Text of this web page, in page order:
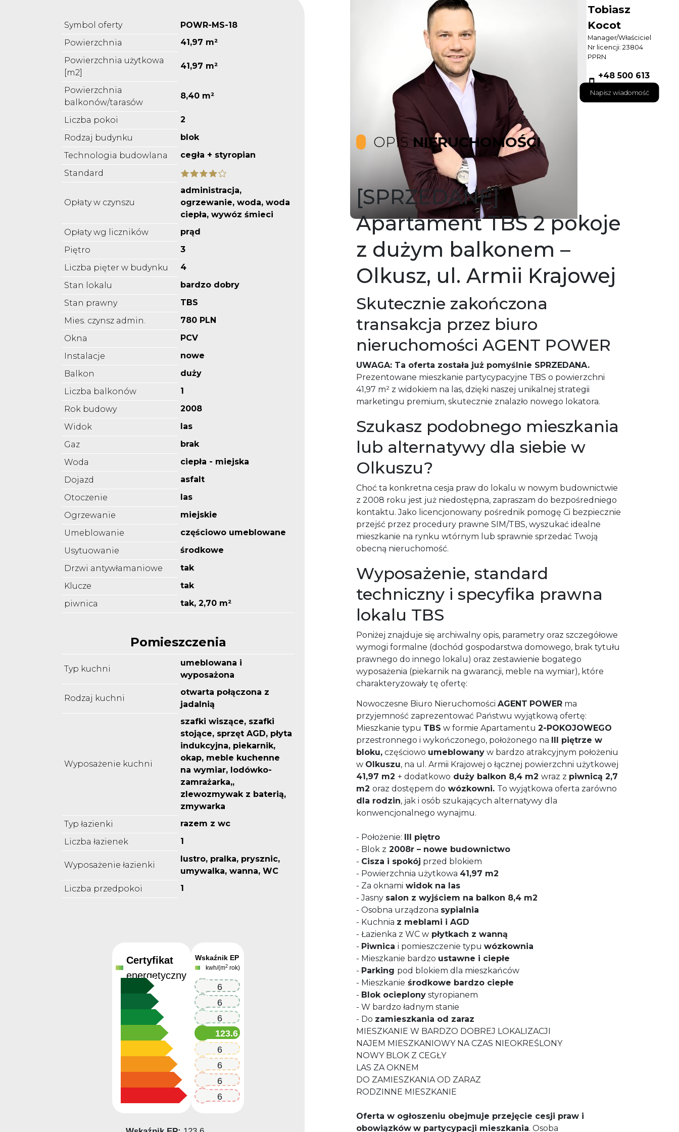
Symbol oferty
POWR-MS-18
Powierzchnia
41,97 m²
Powierzchnia użytkowa
[m2]
41,97 m²
Powierzchnia
balkonów/tarasów
8,40 m²
Liczba pokoi
2
Rodzaj budynku
blok
Technologia budowlana
cegła + styropian
Standard
Opłaty w czynszu
administracja,
ogrzewanie, woda, woda
ciepła, wywóz śmieci
Opłaty wg liczników
prąd
Piętro
3
Liczba pięter w budynku
4
Stan lokalu
bardzo dobry
Stan prawny
TBS
Mies. czynsz admin.
780 PLN
Okna
PCV
Instalacje
nowe
Balkon
duży
Liczba balkonów
1
Rok budowy
2008
Widok
las
Gaz
brak
Woda
ciepła - miejska
Dojazd
asfalt
Otoczenie
las
Ogrzewanie
miejskie
Umeblowanie
częściowo umeblowane
Usytuowanie
środkowe
Drzwi antywłamaniowe
tak
Klucze
tak
piwnica
tak, 2,70 m²
Pomieszczenia
Typ kuchni
umeblowana i
wyposażona
Rodzaj kuchni
otwarta połączona z
jadalnią
Wyposażenie kuchni
szafki wiszące, szafki
stojące, sprzęt AGD, płyta
indukcyjna, piekarnik,
okap, meble kuchenne
na wymiar, lodówko-
zamrażarka,,
zlewozmywak z baterią,
zmywarka
Typ łazienki
razem z wc
Liczba łazienek
1
Wyposażenie łazienki
lustro, pralka, prysznic,
umywalka, wanna, WC
Liczba przedpokoi
1
Certyfikat
energetyczny
Wskaźnik EP
kwh/(m2rok)
123.6
123.6
123.6
123.6
123.6
123.6
123.6
123.6
Tobiasz
Kocot
Manager/Właściciel
Nr licencji: 23804
PPRN
+48 500 613
132
Napisz wiadomość
OPIS NIERUCHOMOŚCI
[SPRZEDANE]
Apartament TBS 2 pokoje
z dużym balkonem –
Olkusz, ul. Armii Krajowej
Skutecznie zakończona
transakcja przez biuro
nieruchomości AGENT POWER
UWAGA: Ta oferta została już pomyślnie SPRZEDANA.
Prezentowane mieszkanie partycypacyjne TBS o powierzchni
41,97 m² z widokiem na las, dzięki naszej unikalnej strategii
marketingu premium, skutecznie znalazło nowego lokatora.
Szukasz podobnego mieszkania
lub alternatywy dla siebie w
Olkuszu?
Choć ta konkretna cesja praw do lokalu w nowym budownictwie
z 2008 roku jest już niedostępna, zapraszam do bezpośredniego
kontaktu. Jako licencjonowany pośrednik pomogę Ci bezpiecznie
przejść przez procedury prawne SIM/TBS, wyszukać idealne
mieszkanie na rynku wtórnym lub sprawnie sprzedać Twoją
obecną nieruchomość.
Wyposażenie, standard
techniczny i specyfika prawna
lokalu TBS
Poniżej znajduje się archiwalny opis, parametry oraz szczegółowe
wymogi formalne (dochód gospodarstwa domowego, brak tytułu
prawnego do innego lokalu) oraz zestawienie bogatego
wyposażenia (piekarnik na gwarancji, meble na wymiar), które
charakteryzowały tę ofertę:
Nowoczesne Biuro Nieruchomości AGENT POWER ma
przyjemność zaprezentować Państwu wyjątkową ofertę:
Mieszkanie typu TBS w formie Apartamentu 2-POKOJOWEGO
przestronnego i wykończonego, położonego na
III piętrze w
bloku, częściowo umeblowany w bardzo atrakcyjnym położeniu
w Olkuszu, na ul. Armii Krajowej o łącznej powierzchni użytkowej
41,97 m2 + dodatkowo duży balkon 8,4 m2 wraz z piwnicą 2,7
m2 oraz dostępem do wózkowni. To wyjątkowa oferta zarówno
dla rodzin, jak i osób szukających alternatywy dla
konwencjonalnego wynajmu.
- Położenie:
III piętro
- Blok z 2008r – nowe budownictwo
- Cisza i spokój przed blokiem
- Powierzchnia użytkowa 41,97 m2
- Za oknami widok na las
- Jasny salon z wyjściem na balkon 8,4 m2
- Osobna urządzona sypialnia
- Kuchnia z meblami i AGD
- Łazienka z WC w płytkach z wanną
- Piwnica i pomieszczenie typu wózkownia
- Mieszkanie bardzo ustawne i ciepłe
- Parking pod blokiem dla mieszkańców
- Mieszkanie środkowe bardzo ciepłe
- Blok ocieplony styropianem
- W bardzo ładnym stanie
- Do zamieszkania od zaraz
MIESZKANIE W BARDZO DOBREJ LOKALIZACJI
NAJEM MIESZKANIOWY NA CZAS NIEOKREŚLONY
NOWY BLOK Z CEGŁY
LAS ZA OKNEM
DO ZAMIESZKANIA OD ZARAZ
RODZINNE MIESZKANIE
Oferta w ogłoszeniu obejmuje przejęcie cesji praw i
obowiązków w partycypacji mieszkania. Osoba